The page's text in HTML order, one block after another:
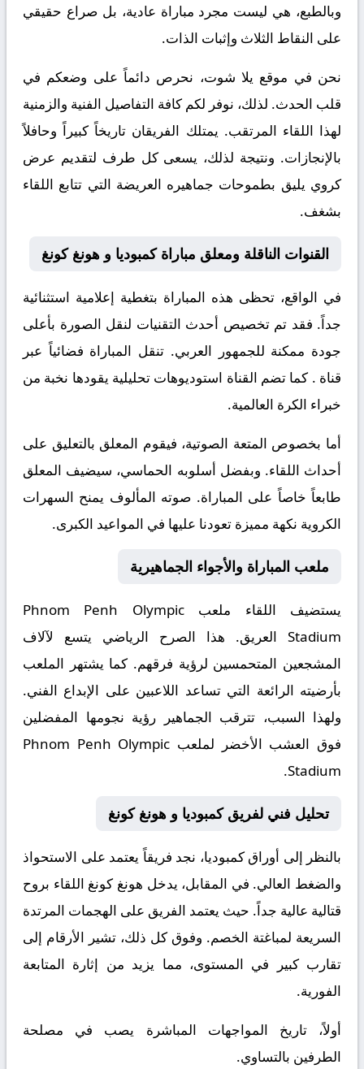
وبالطبع، هي ليست مجرد مباراة عادية، بل صراع حقيقي
على النقاط الثلاث وإثبات الذات.
نحن في موقع يلا شوت، نحرص دائماً على وضعكم في
قلب الحدث. لذلك، نوفر لكم كافة التفاصيل الفنية والزمنية
لهذا اللقاء المرتقب. يمتلك الفريقان تاريخاً كبيراً وحافلاً
بالإنجازات. ونتيجة لذلك، يسعى كل طرف لتقديم عرض
كروي يليق بطموحات جماهيره العريضة التي تتابع اللقاء
بشغف.
القنوات الناقلة ومعلق مباراة كمبوديا و هونغ كونغ
في الواقع، تحظى هذه المباراة بتغطية إعلامية استثنائية
جداً. فقد تم تخصيص أحدث التقنيات لنقل الصورة بأعلى
جودة ممكنة للجمهور العربي. تنقل المباراة فضائياً عبر
قناة . كما تضم القناة استوديوهات تحليلية يقودها نخبة من
خبراء الكرة العالمية.
أما بخصوص المتعة الصوتية، فيقوم المعلق بالتعليق على
أحداث اللقاء. وبفضل أسلوبه الحماسي، سيضيف المعلق
طابعاً خاصاً على المباراة. صوته المألوف يمنح السهرات
الكروية نكهة مميزة تعودنا عليها في المواعيد الكبرى.
ملعب المباراة والأجواء الجماهيرية
يستضيف اللقاء ملعبPhnom Penh Olympic
Stadium العريق. هذا الصرح الرياضي يتسع لآلاف
المشجعين المتحمسين لرؤية فرقهم. كما يشتهر الملعب
بأرضيته الرائعة التي تساعد اللاعبين على الإبداع الفني.
ولهذا السبب، تترقب الجماهير رؤية نجومها المفضلين
فوق العشب الأخضر لملعب Phnom Penh Olympic
Stadium.
تحليل فني لفريق كمبوديا و هونغ كونغ
بالنظر إلى أوراقكمبوديا، نجد فريقاً يعتمد على الاستحواذ
والضغط العالي. في المقابل، يدخل هونغ كونغ اللقاء بروح
قتالية عالية جداً. حيث يعتمد الفريق على الهجمات المرتدة
السريعة لمباغتة الخصم. وفوق كل ذلك، تشير الأرقام إلى
تقارب كبير في المستوى، مما يزيد من إثارة المتابعة
الفورية.
أولاً، تاريخ المواجهات المباشرة يصب في مصلحة
الطرفين بالتساوي.